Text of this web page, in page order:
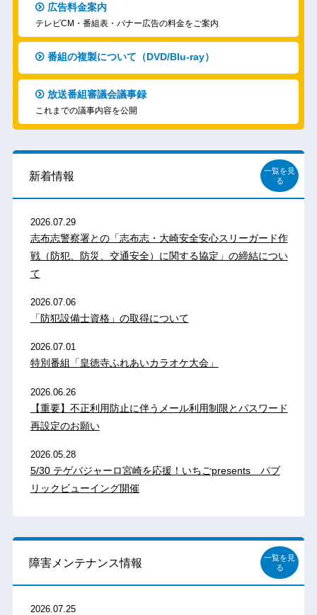
広告料金案内
テレビCM・番組表・バナー広告の料金をご案内
番組の複製について（DVD/Blu-ray）
放送番組審議会議事録
これまでの議事内容を公開
新着情報
一覧を見
る
2026.07.29
志布志警察署との「志布志・大崎安全安心スリーガード作
戦（防犯、防災、交通安全）に関する協定」の締結につい
て
2026.07.06
「防犯設備士資格」の取得について
2026.07.01
特別番組「皇徳寺ふれあいカラオケ大会」
2026.06.26
【重要】不正利用防止に伴うメール利用制限とパスワード
再設定のお願い
2026.05.28
5/30 テゲバジャーロ宮崎を応援！いちごpresents パブ
リックビューイング開催
障害メンテナンス情報
一覧を見
る
2026.07.25